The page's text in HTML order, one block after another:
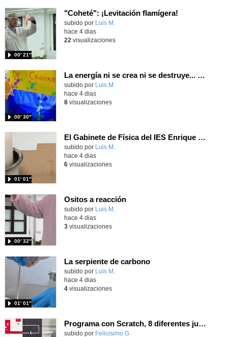
"Coheté": ¡Levitación flamígera!
Contenido educativo.
subido por Luis M.
00′ 21″
hace 4 dias
22 visualizaciones
La energía ni se crea ni se destruye... ¡se experimenta! El Tierno en la Feria Madrid es Ciencia 2026
Contenido educativo.
subido por Luis M.
00′ 30″
hace 4 dias
8visualizaciones
El Gabinete de Física del IES Enrique Tierno Galván de Parla (Curso 25-26)
Contenido educativo.
subido por Luis M.
01′ 01″
hace 4 dias
6visualizaciones
Ositos a reacción
Contenido educativo.
subido por Luis M.
00′ 32″
hace 4 dias
3visualizaciones
La serpiente de carbono
Contenido educativo.
subido por Luis M.
01′ 01″
hace 4 dias
4visualizaciones
Programa con Scratch, 8 diferentes juegos para vivir la emoción de los partidos de España en el mundial 2026
Contenido educativo.
subido por Felicisimo G.